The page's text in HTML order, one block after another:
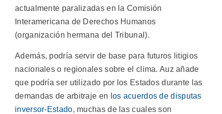
actualmente paralizadas en la Comisión
Interamericana de Derechos Humanos
(organización hermana del Tribunal).
Además, podría servir de base para futuros litigios
nacionales o regionales sobre el clima. Auz añade
que podría ser utilizado por los Estados durante las
demandas de arbitraje en los acuerdos de disputas
inversor-Estado, muchas de las cuales son